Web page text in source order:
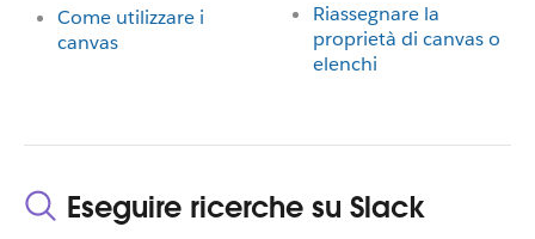
Come utilizzare i
canvas
Riassegnare la
proprietà di canvas o
elenchi
Eseguire ricerche su Slack